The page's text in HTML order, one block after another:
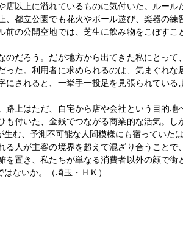
以上に溢れているものに気付いた。ルール
、都立公園でも花火やボール遊び、楽器の練
前の公開空地では、芝生に飲み物をこぼすこ
だろう。だが地方から出てきた私にとって
った。利用者に求められるのは、気まぐれな
にされると、一挙手一投足を見張られている
上はただ、自宅から店や会社という目的地
も付いた、金銭でつながる商業的な活気。し
む、予測不可能な人間模様にも宿っていた
人が主客の境界を超えて混ざり合うことで
置き、私たちが単なる消費者以外の顔で街
ないか。（埼玉・ＨＫ）